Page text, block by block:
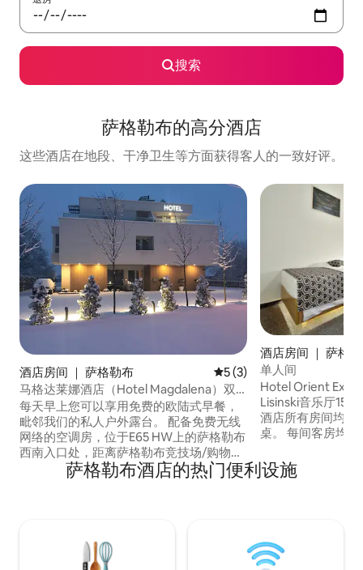
搜索
萨格勒布的高分酒店
这些酒店在地段、干净卫生等方面获得客人的一致好评。
酒店房间 ｜ 萨格勒布 平均评分 5 分（满分 5 分）
5 (3)
马格达莱娜酒店（Hotel Magdalena）双
人床和沙发床
每天早上您可以享用免费的欧陆式早餐，
毗邻我们的私人户外露台。 配备免费无线
网络的空调房，位于E65 HW上的萨格勒布
西南入口处，距离萨格勒布竞技场/购物中
心2.5公里。 所有客房均配有平板电视、办
公桌、电水壶、独立卫生间、带免费洗漱
酒店房间 ｜ 萨格
单人间
Hotel Orient
Lisinski音乐厅150
酒店所有房间均配
桌。 每间客房均
用清爽的饮料。
作 停车场位于酒店前面，每辆车收取10欧
萨格勒布酒店的热门便利设施